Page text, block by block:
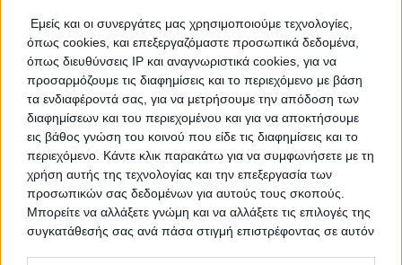
Εμείς και οι συνεργάτες μας χρησιμοποιούμε τεχνολογίες,
όπως cookies, και επεξεργαζόμαστε προσωπικά δεδομένα,
όπως διευθύνσεις IP και αναγνωριστικά cookies, για να
προσαρμόζουμε τις διαφημίσεις και το περιεχόμενο με βάση
τα ενδιαφέροντά σας, για να μετρήσουμε την απόδοση των
διαφημίσεων και του περιεχομένου και για να αποκτήσουμε
εις βάθος γνώση του κοινού που είδε τις διαφημίσεις και το
περιεχόμενο. Κάντε κλικ παρακάτω για να συμφωνήσετε με τη
χρήση αυτής της τεχνολογίας και την επεξεργασία των
προσωπικών σας δεδομένων για αυτούς τους σκοπούς.
Μπορείτε να αλλάξετε γνώμη και να αλλάξετε τις επιλογές της
συγκατάθεσής σας ανά πάσα στιγμή επιστρέφοντας σε αυτόν
Thank you for understanding.
Data security team Vrisko.gr.
Popular Searches
Moving Services Locksmiths Psychologists
Nursery Schools Dentists Car Garages
Plumbers & Plumbing Services